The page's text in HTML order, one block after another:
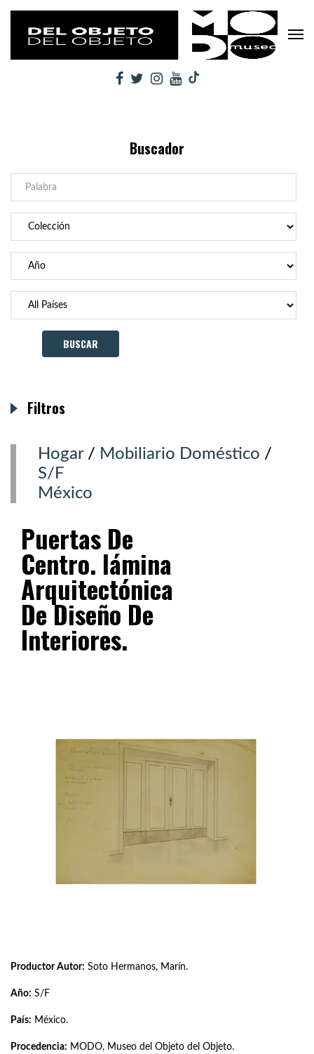
Buscador
Hogar/ Mobiliario Doméstico /
S/F
México
Puertas De
Centro. lámina
Arquitectónica
De Diseño De
Interiores.
Productor Autor: Soto Hermanos, Marín.
Año: S/F
País: México.
Procedencia: MODO, Museo del Objeto del Objeto.
Filtros